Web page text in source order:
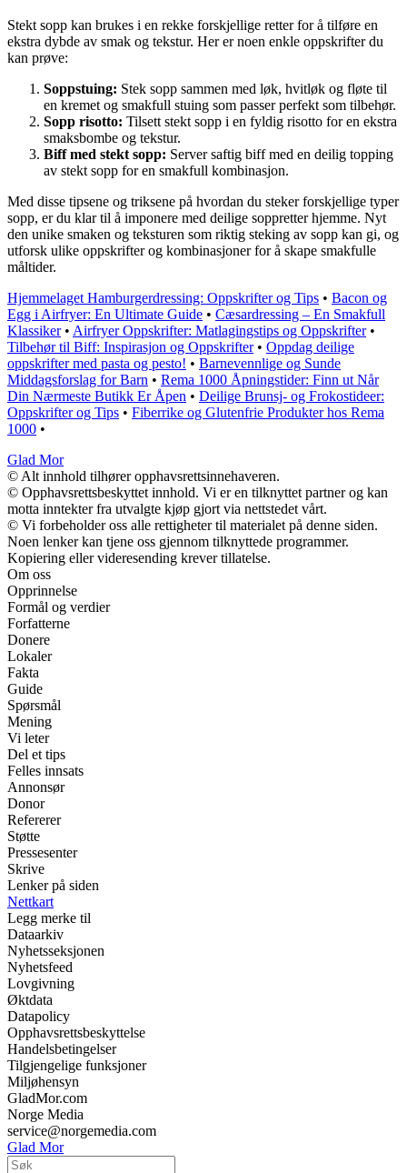
Stekt sopp kan brukes i en rekke forskjellige retter for å tilføre en
ekstra dybde av smak og tekstur. Her er noen enkle oppskrifter du
kan prøve:
Soppstuing: Stek sopp sammen med løk, hvitløk og fløte til
en kremet og smakfull stuing som passer perfekt som tilbehør.
Sopp risotto: Tilsett stekt sopp i en fyldig risotto for en ekstra
smaksbombe og tekstur.
Biff med stekt sopp: Server saftig biff med en deilig topping
av stekt sopp for en smakfull kombinasjon.
Med disse tipsene og triksene på hvordan du steker forskjellige typer
sopp, er du klar til å imponere med deilige soppretter hjemme. Nyt
den unike smaken og teksturen som riktig steking av sopp kan gi, og
utforsk ulike oppskrifter og kombinasjoner for å skape smakfulle
måltider.
Hjemmelaget Hamburgerdressing: Oppskrifter og Tips • Bacon og
Egg i Airfryer: En Ultimate Guide • Cæsardressing – En Smakfull
Klassiker• Airfryer Oppskrifter: Matlagingstips og Oppskrifter•
Tilbehør til Biff: Inspirasjon og Oppskrifter• Oppdag deilige
oppskrifter med pasta og pesto! • Barnevennlige og Sunde
Middagsforslag for Barn • Rema 1000 Åpningstider: Finn ut Når
Din Nærmeste Butikk Er Åpen • Deilige Brunsj- og Frokostideer:
Oppskrifter og Tips • Fiberrike og Glutenfrie Produkter hos Rema
1000 •
Glad Mor
© Alt innhold tilhører opphavsrettsinnehaveren.
© Opphavsrettsbeskyttet innhold. Vi er en tilknyttet partner og kan
motta inntekter fra utvalgte kjøp gjort via nettstedet vårt.
© Vi forbeholder oss alle rettigheter til materialet på denne siden.
Noen lenker kan tjene oss gjennom tilknyttede programmer.
Kopiering eller videresending krever tillatelse.
Om oss
Opprinnelse
Formål og verdier
Forfatterne
Donere
Lokaler
Fakta
Guide
Spørsmål
Mening
Vi leter
Del et tips
Felles innsats
Annonsør
Donor
Refererer
Støtte
Pressesenter
Skrive
Lenker på siden
Nettkart
Legg merke til
Dataarkiv
Nyhetsseksjonen
Nyhetsfeed
Lovgivning
Øktdata
Datapolicy
Opphavsrettsbeskyttelse
Handelsbetingelser
Tilgjengelige funksjoner
Miljøhensyn
GladMor.com
Norge Media
service@norgemedia.com
Glad Mor